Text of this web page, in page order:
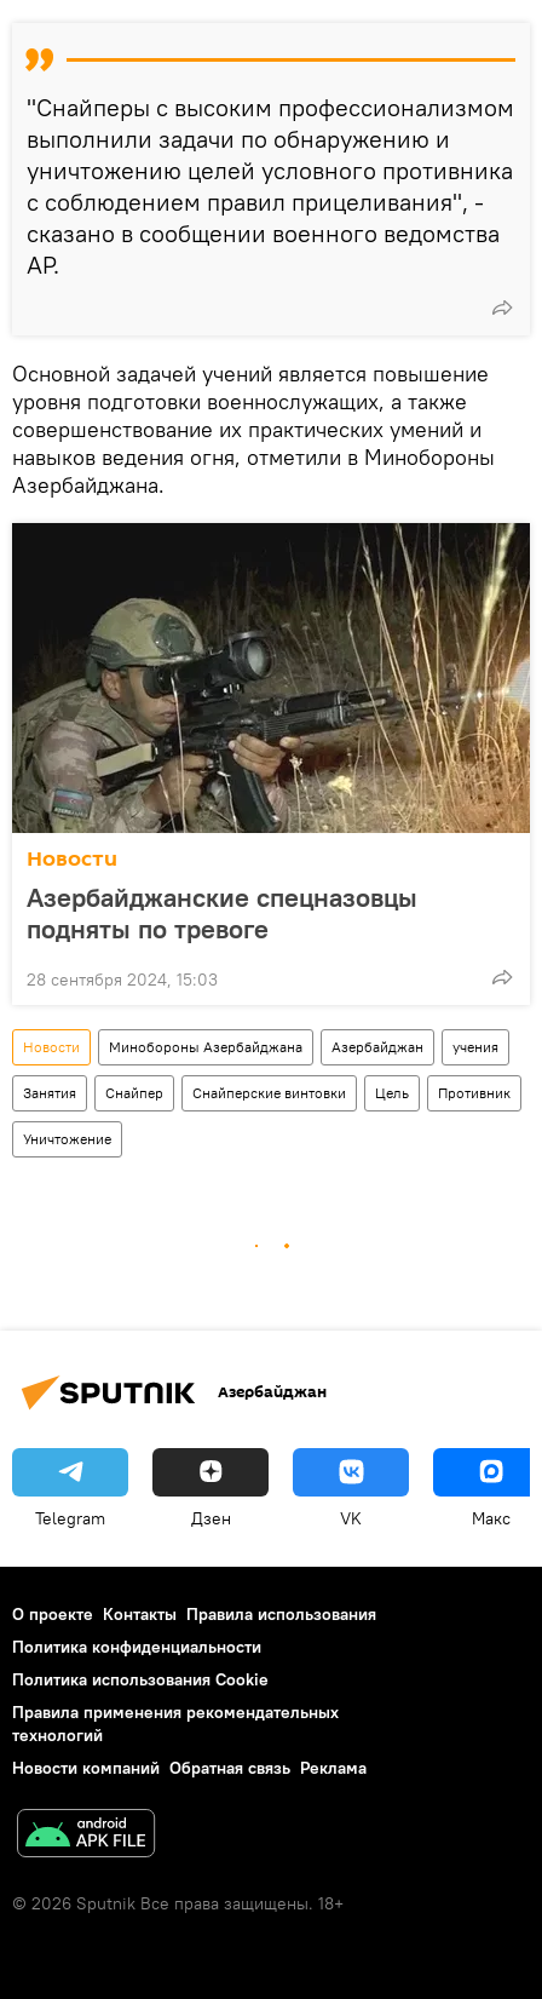
"Снайперы с высоким профессионализмом
выполнили задачи по обнаружению и
уничтожению целей условного противника
с соблюдением правил прицеливания", -
сказано в сообщении военного ведомства
АР.
Основной задачей учений является повышение
уровня подготовки военнослужащих, а также
совершенствование их практических умений и
навыков ведения огня, отметили в Минобороны
Азербайджана.
Новости
Азербайджанские спецназовцы
подняты по тревоге
28 сентября 2024, 15:03
Новости Минобороны Азербайджана Азербайджан учения
Занятия Снайпер Снайперские винтовки Цель Противник
Уничтожение
Азербайджан
Telegram Дзен VK Макс
О проекте Контакты Правила использования
Политика конфиденциальности
Политика использования Cookie
Правила применения рекомендательных
технологий
Новости компаний Обратная связь Реклама
© 2026 Sputnik Все права защищены. 18+